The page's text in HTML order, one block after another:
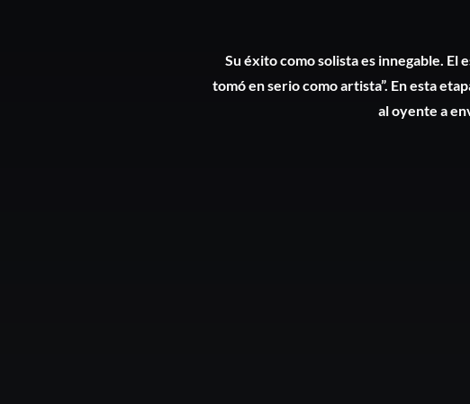
Su éxito como solista es innegable. El
tomó en serio como artista”. En esta
al oyente a